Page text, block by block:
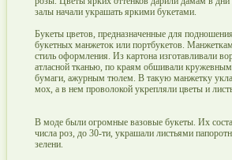
залы начали украшать яркими букетами.
Букеты цветов, предназначенные для
букетных манжеток или портбукетов.
стиль оформления. Из картона изготавливали
атласной тканью, по краям обшивали
бумаги, ажурным тюлем. В такую манжетку
мох, а в нем проволокой укрепляли цветы и
В моде были огромные вазовые букеты. Их
числа роз, до 30-ти, украшали листьями
зелени.